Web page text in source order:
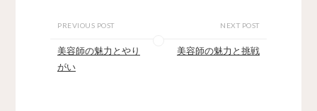
PREVIOUS POST
美容師の魅力とやり
がい
NEXT POST
美容師の魅力と挑戦